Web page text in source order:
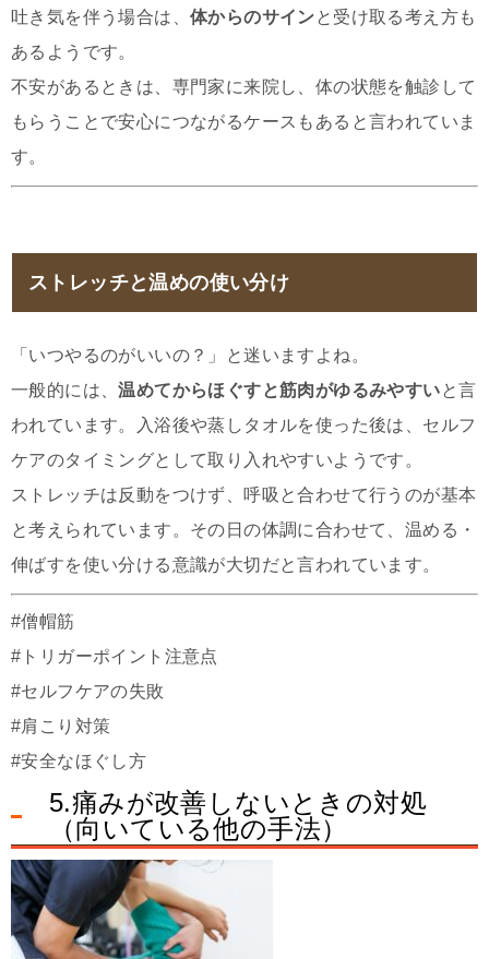
吐き気を伴う場合は、 体からのサインと受け取る考え方も
あるようです。
不安があるときは、専門家に来院し、体の状態を触診して
もらうことで安心につながるケースもあると言われていま
す。
ストレッチと温めの使い分け
「いつやるのがいいの？」と迷いますよね。
一般的には、温めてからほぐすと筋肉がゆるみやすいと言
われています。入浴後や蒸しタオルを使った後は、セルフ
ケアのタイミングとして取り入れやすいようです。
ストレッチは反動をつけず、呼吸と合わせて行うのが基本
と考えられています。その日の体調に合わせて、温める・
伸ばすを使い分ける意識が大切だと言われています。
#僧帽筋
#トリガーポイント注意点
#セルフケアの失敗
#肩こり対策
#安全なほぐし方
5.痛みが改善しないときの対処
（向いている他の手法）